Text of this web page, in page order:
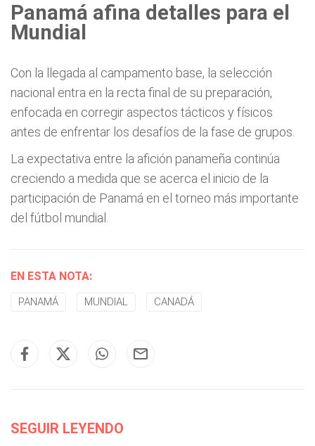
Panamá afina detalles para el
Mundial
Con la llegada al campamento base, la selección
nacional entra en la recta final de su preparación,
enfocada en corregir aspectos tácticos y físicos
antes de enfrentar los desafíos de la fase de grupos.
La expectativa entre la afición panameña continúa
creciendo a medida que se acerca el inicio de la
participación de Panamá en el torneo más importante
del fútbol mundial.
EN ESTA NOTA:
PANAMÁ MUNDIAL CANADÁ
SEGUIR LEYENDO